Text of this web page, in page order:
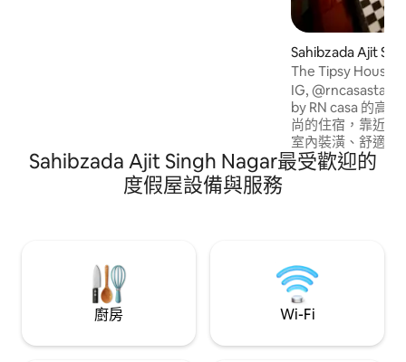
Sahibzada Ajit
源
The Tipsy House
IG, @rncasastays 探索 The Tipsy House
by RN casa 的高
尚的住宿，靠近昌
室內裝潢、舒適的
間、65 吋電視、Wi-
Aerocity 的獨立 3
Sahibzada Ajit Singh Nagar最受歡迎的
度假屋設備與服務
廚房 Wi-Fi